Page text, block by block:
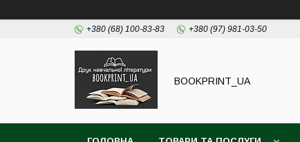
+380 (68) 100-83-83 +380 (97) 981-03-50
BOOKPRINT_UA